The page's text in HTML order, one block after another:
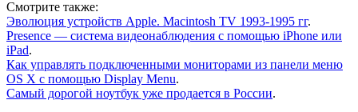
Смотрите также:
Эволюция устройств Apple. Macintosh TV 1993-1995 гг.
Presence — система видеонаблюдения с помощью iPhone или
iPad.
Как управлять подключенными мониторами из панели меню
OS X с помощью Display Menu.
Самый дорогой ноутбук уже продается в России.